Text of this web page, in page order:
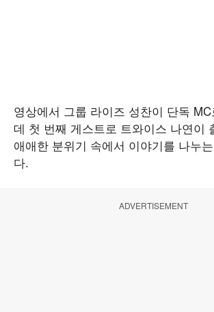
영상에서 그룹 라이즈 성찬이 단독
데 첫 번째 게스트로 트와이스 나연이
애애한 분위기 속에서 이야기를 나누
다.
ADVERTISEMENT